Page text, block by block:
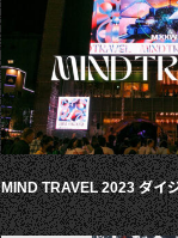
MIND TRAVEL 2023 ダイ